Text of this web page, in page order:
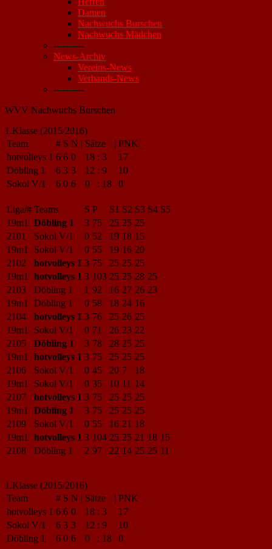
Damen
Nachwuchs Burschen
Nachwuchs Mädchen
----------
News-Archiv
Vereins-News
Verbands-News
----------
WVV Nachwuchs Burschen
1.Klasse (2015/2016)
Team
# S N | Sätze | PNK
hotvolleys 1 6 6 0 18 : 3
17
Döbling 1
6 3 3 12 : 9
10
Sokol V/1
6 0 6 0 : 18 0
Liga/# Teams S P S1 S2 S3 S4 S5
19m1
Döbling 1 3 75 25 25 25
2101
Sokol V/1 0 52 19 18 15
19m1
Sokol V/1 0 55 19 16 20
2102
hotvolleys 1 3 75 25 25 25
19m1
hotvolleys 1 3 103 25 25 28 25
2103
Döbling 1 1 92 16 27 26 23
19m1
Döbling 1 0 58 18 24 16
2104
hotvolleys 1 3 76 25 26 25
19m1
Sokol V/1 0 71 26 23 22
2105
Döbling 1 3 78 28 25 25
19m1
hotvolleys 1 3 75 25 25 25
2106
Sokol V/1 0 45 20 7
18
19m1
Sokol V/1 0 35 10 11 14
2107
hotvolleys 1 3 75 25 25 25
19m1
Döbling 1 3 75 25 25 25
2109
Sokol V/1 0 55 16 21 18
19m1
hotvolleys 1 3 104 25 25 21 18 15
2108
Döbling 1 2 97 22 14 25 25 11
1.Klasse (2015/2016)
Team
# S N | Sätze | PNK
hotvolleys 1 6 6 0 18 : 3
17
Sokol V/1
6 3 3 12 : 9
10
Döbling 1
6 0 6 0 : 18 0